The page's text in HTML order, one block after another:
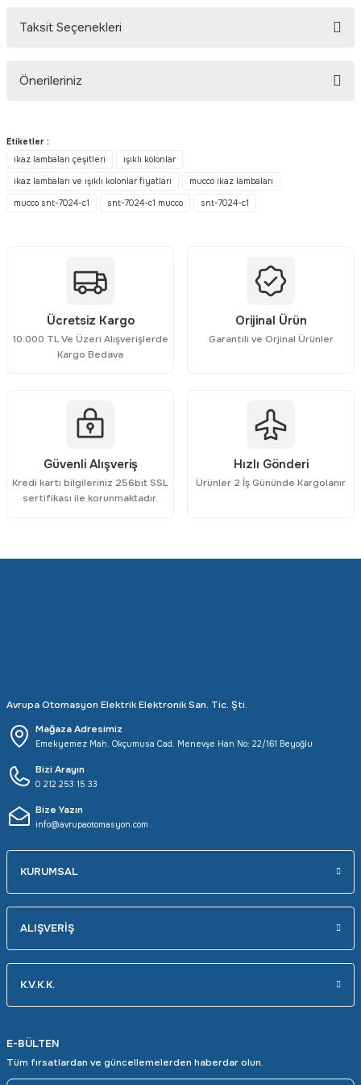
Taksit Seçenekleri
Önerileriniz
konularda yetersiz gördüğünüz noktaları öneri formunu kullanarak
tarafımıza iletebilirsiniz.
Ürün fiyatı diğer sitelerden daha pahalı.
Etiketler :
ikaz lambaları çeşitleri
ışıklı kolonlar
ikaz lambaları ve ışıklı kolonlar fiyatları mucco ikaz lambaları
mucco snt-7024-c1 snt-7024-c1 mucco snt-7024-c1
Ücretsiz Kargo
10.000 TL Ve Üzeri Alışverişlerde
Kargo Bedava
Orijinal Ürün
Garantili ve Orjinal Ürünler
Güvenli Alışveriş
Kredi kartı bilgileriniz 256bit SSL
sertifikası ile korunmaktadır.
Hızlı Gönderi
Ürünler 2 İş Gününde Kargolanır
Avrupa Otomasyon Elektrik Elektronik San. Tic. Şti.
Mağaza Adresimiz
Emekyemez Mah. Okçumusa Cad. Menevşe Han No: 22/161 Beyoğlu
Bizi Arayın
0 212 253 15 33
Bize Yazın
info@avrupaotomasyon.com
KURUMSAL
ALIŞVERİŞ
K.V.K.K.
E-BÜLTEN
Tüm fırsatlardan ve güncellemelerden haberdar olun.